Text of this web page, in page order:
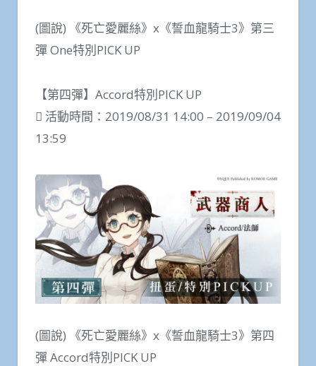
(圖說) 《死亡愛麗絲》x《誓血龍騎士3》第三
彈 One特別PICK UP
【第四彈】Accord特別PICK UP
 活動時間：2019/08/31 14:00 – 2019/09/04
13:59
(圖說) 《死亡愛麗絲》x《誓血龍騎士3》第四
彈 Accord特別PICK UP